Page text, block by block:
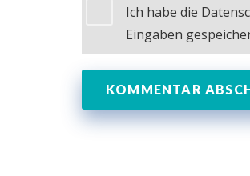
Ich habe die
Eingaben